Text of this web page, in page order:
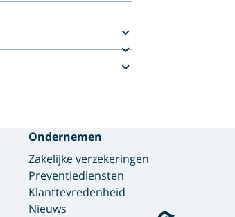
Ondernemen
Zakelijke verzekeringen
Preventiediensten
Klanttevredenheid
Nieuws